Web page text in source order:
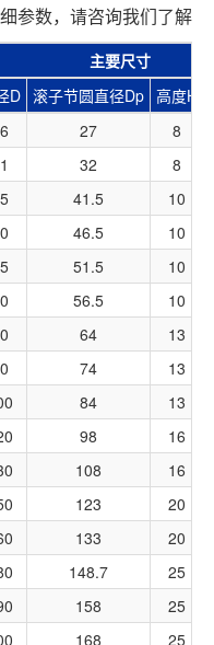
参数，请咨询我们了解
主要尺寸
D 滚子节圆直径Dp 高度H
27
8
32
8
41.5
10
46.5
10
51.5
10
56.5
10
64
13
74
13
84
13
98
16
108
16
123
20
133
20
148.7
25
158
25
168 25